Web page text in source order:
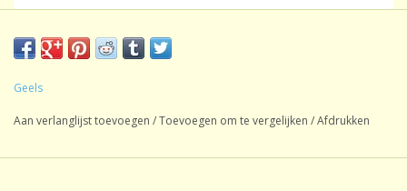
Geels
Aan verlanglijst toevoegen /Toevoegen om te vergelijken /Afdrukken